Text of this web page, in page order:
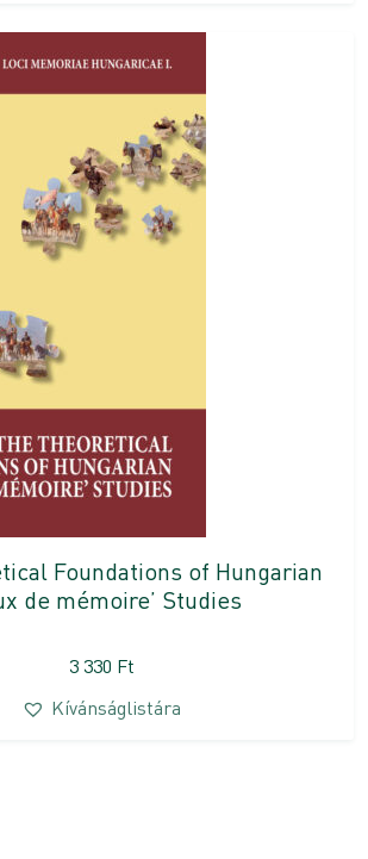
Foundations of Hungarian
de mémoire’ Studies
3 330 Ft
Kívánságlistára